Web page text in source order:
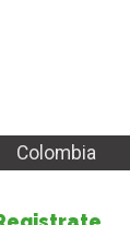
Colombia